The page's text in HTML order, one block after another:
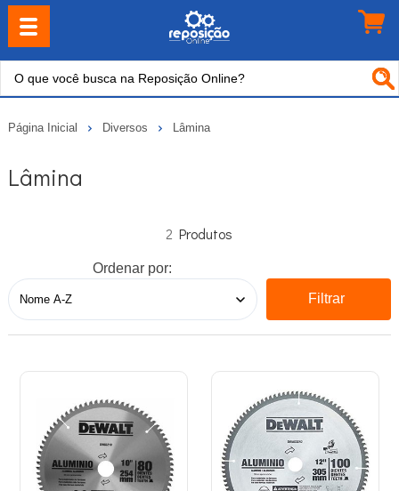
Página Inicial Diversos Lâmina
Lâmina
2
Ordenar por:
Filtrar